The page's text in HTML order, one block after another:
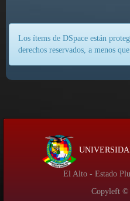
Los ítems de DSpace están
derechos reservados, a menos
El Alto - Estado
Copyleft